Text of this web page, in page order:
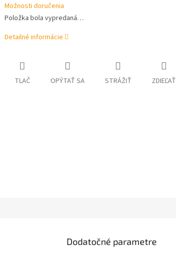
Možnosti doručenia
Položka bola vypredaná…
Detailné informácie
TLAČ OPÝTAŤ SA STRÁŽIŤ ZDIEĽAŤ
Dodatočné parametre